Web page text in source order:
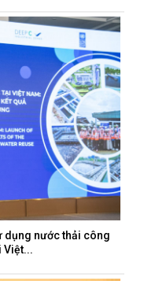
dụng nước thải công
Việt...